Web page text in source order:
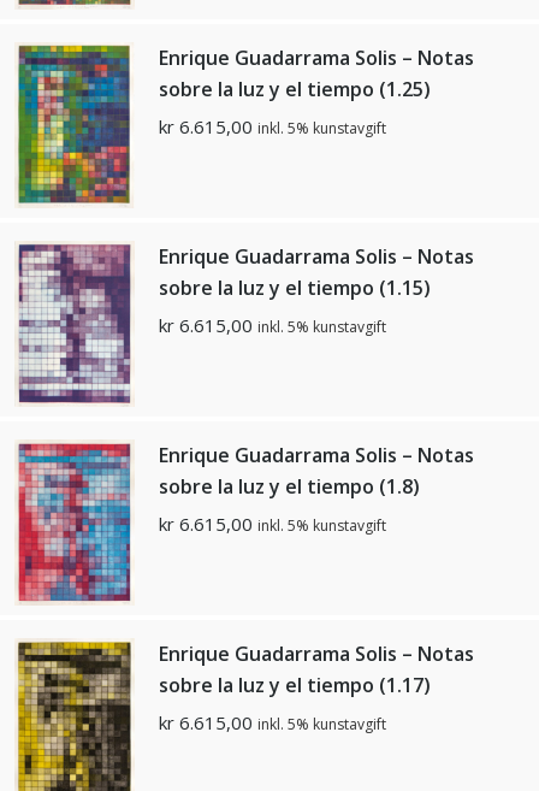
Enrique Guadarrama Solis – Notas
sobre la luz y el tiempo (1.25)
kr 6.615,00 inkl. 5% kunstavgift
Enrique Guadarrama Solis – Notas
sobre la luz y el tiempo (1.15)
kr 6.615,00 inkl. 5% kunstavgift
Enrique Guadarrama Solis – Notas
sobre la luz y el tiempo (1.8)
kr 6.615,00 inkl. 5% kunstavgift
Enrique Guadarrama Solis – Notas
sobre la luz y el tiempo (1.17)
kr 6.615,00 inkl. 5% kunstavgift